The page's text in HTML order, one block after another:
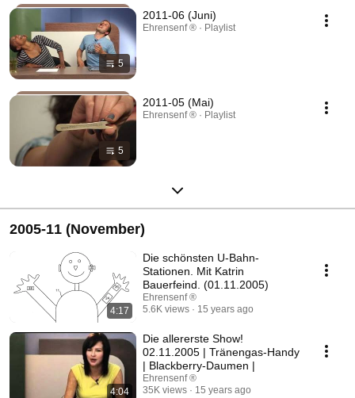
5
2011-06 (Juni)
Ehrensenf ® · Playlist
5
2011-05 (Mai)
Ehrensenf ® · Playlist
2005-11 (November)
4:17
Die schönsten U-Bahn-
Stationen. Mit Katrin
Bauerfeind. (01.11.2005)
Ehrensenf ®
5.6K views
15 years ago
4:04
Die allererste Show!
02.11.2005 | Tränengas-Handy
| Blackberry-Daumen |
Ehrensenf ®
35K views
15 years ago